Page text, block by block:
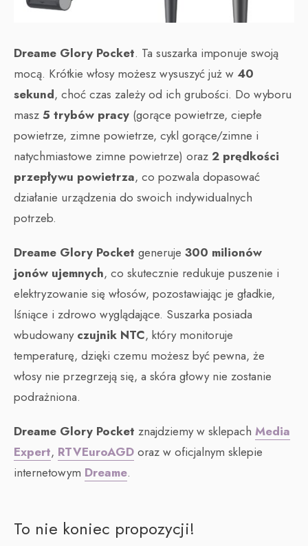
Dreame Glory Pocket. Ta suszarka imponuje swoją
mocą. Krótkie włosy możesz wysuszyć już w 40
sekund, choć czas zależy od ich grubości. Do wyboru
masz 5 trybów pracy (gorące powietrze, ciepłe
powietrze, zimne powietrze, cykl gorące/zimne i
natychmiastowe zimne powietrze) oraz 2 prędkości
przepływu powietrza, co pozwala dopasować
działanie urządzenia do swoich indywidualnych
potrzeb.
Dreame Glory Pocket generuje 300 milionów
jonów ujemnych, co skutecznie redukuje puszenie i
elektryzowanie się włosów, pozostawiając je gładkie,
lśniące i zdrowo wyglądające. Suszarka posiada
wbudowany czujnik NTC, który monitoruje
temperaturę, dzięki czemu możesz być pewna, że
włosy nie przegrzeją się, a skóra głowy nie zostanie
podrażniona.
Dreame Glory Pocket znajdziemy w sklepach Media
Expert, RTVEuroAGD oraz w oficjalnym sklepie
internetowym Dreame.
To nie koniec propozycji!